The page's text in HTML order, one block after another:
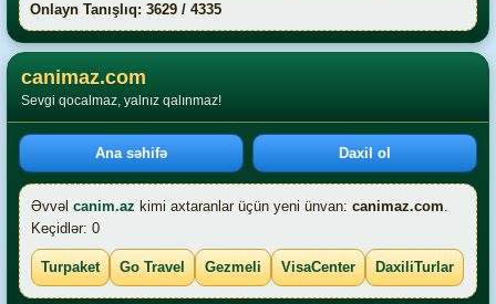
Onlayn Tanışlıq: 3629 / 4335
canimaz.com
Sevgi qocalmaz, yalnız qalınmaz!
Ana səhifə Daxil ol
Əvvəl canim.az kimi axtaranlar üçün yeni ünvan: canimaz.com.
Keçidlər: 0
Turpaket Go Travel Gezmeli VisaCenter DaxiliTurlar